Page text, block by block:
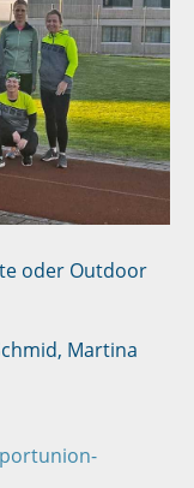
oder Outdoor
Martina